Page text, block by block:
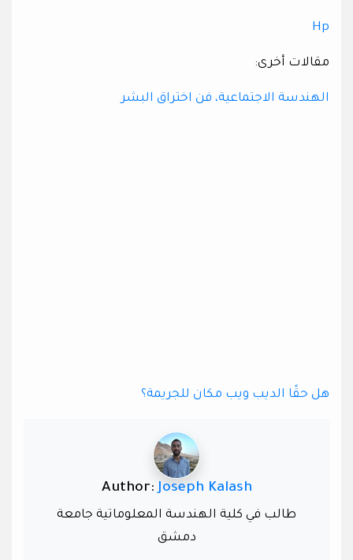
Hp
مقالات أخرى:
الهندسة الاجتماعية، فن اختراق البشر
هل حقًا الديب ويب مكان للجريمة؟
Author:Joseph Kalash
طالب في كلية الهندسة المعلوماتية جامعة
دمشق